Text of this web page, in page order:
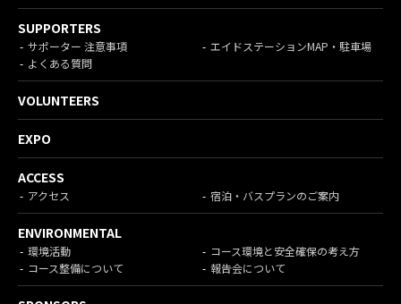
SUPPORTERS
サポーター 注意事項
エイドステーションMAP・駐車場
よくある質問
VOLUNTEERS
EXPO
ACCESS
アクセス 宿泊・バスプランのご案内
ENVIRONMENTAL
環境活動
コース環境と安全確保の考え方
コース整備について
報告会について